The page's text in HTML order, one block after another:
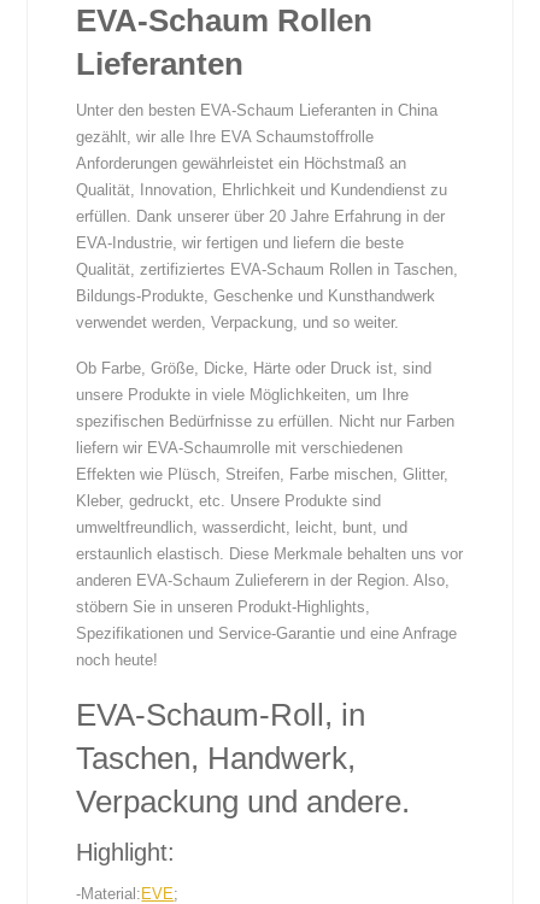
EVA-Schaum Rollen
Lieferanten
Unter den besten EVA-Schaum Lieferanten in China
gezählt, wir alle Ihre EVA Schaumstoffrolle
Anforderungen gewährleistet ein Höchstmaß an
Qualität, Innovation, Ehrlichkeit und Kundendienst zu
erfüllen. Dank unserer über 20 Jahre Erfahrung in der
EVA-Industrie, wir fertigen und liefern die beste
Qualität, zertifiziertes EVA-Schaum Rollen in Taschen,
Bildungs-Produkte, Geschenke und Kunsthandwerk
verwendet werden, Verpackung, und so weiter.
Ob Farbe, Größe, Dicke, Härte oder Druck ist, sind
unsere Produkte in viele Möglichkeiten, um Ihre
spezifischen Bedürfnisse zu erfüllen. Nicht nur Farben
liefern wir EVA-Schaumrolle mit verschiedenen
Effekten wie Plüsch, Streifen, Farbe mischen, Glitter,
Kleber, gedruckt, etc. Unsere Produkte sind
umweltfreundlich, wasserdicht, leicht, bunt, und
erstaunlich elastisch. Diese Merkmale behalten uns vor
anderen EVA-Schaum Zulieferern in der Region. Also,
stöbern Sie in unseren Produkt-Highlights,
Spezifikationen und Service-Garantie und eine Anfrage
noch heute!
EVA-Schaum-Roll, in
Taschen, Handwerk,
Verpackung und andere.
Highlight:
-Material:EVE;